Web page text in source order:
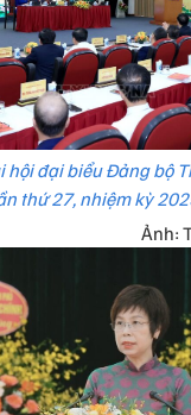
hội đại biểu Đảng bộ
thứ 27, nhiệm kỳ
Ảnh: